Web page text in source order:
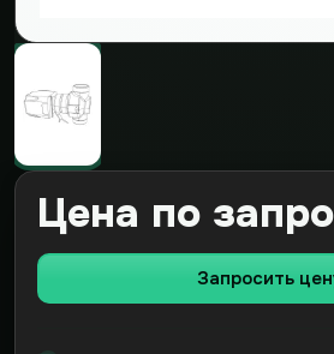
Цена по
Запросить